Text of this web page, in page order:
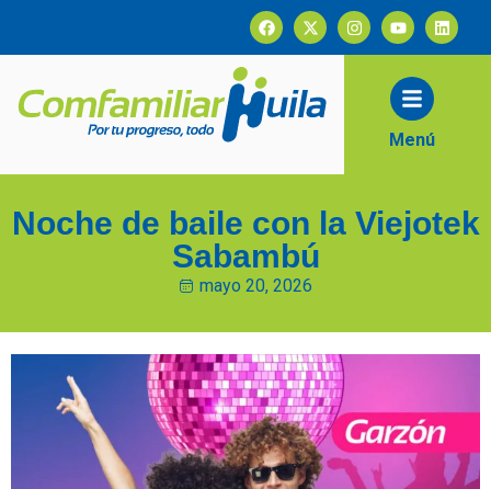
Menú
Noche de baile con la Viejotek
Sabambú
mayo 20, 2026